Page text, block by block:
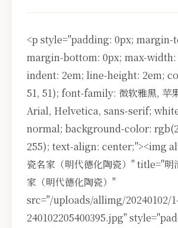
<p style="padding: 0px; margin-
margin-bottom: 0px; max-width:
indent: 2em; line-height: 2em;
51, 51); font-family: 微软雅黑, 苹
Arial, Helvetica, sans-serif;
normal; background-color:
255); text-align: center;"><img
瓷名家（明代德化陶瓷）" title="明
家（明代德化陶瓷）"
src="/uploads/allimg/20240102/
240102205400395.jpg"